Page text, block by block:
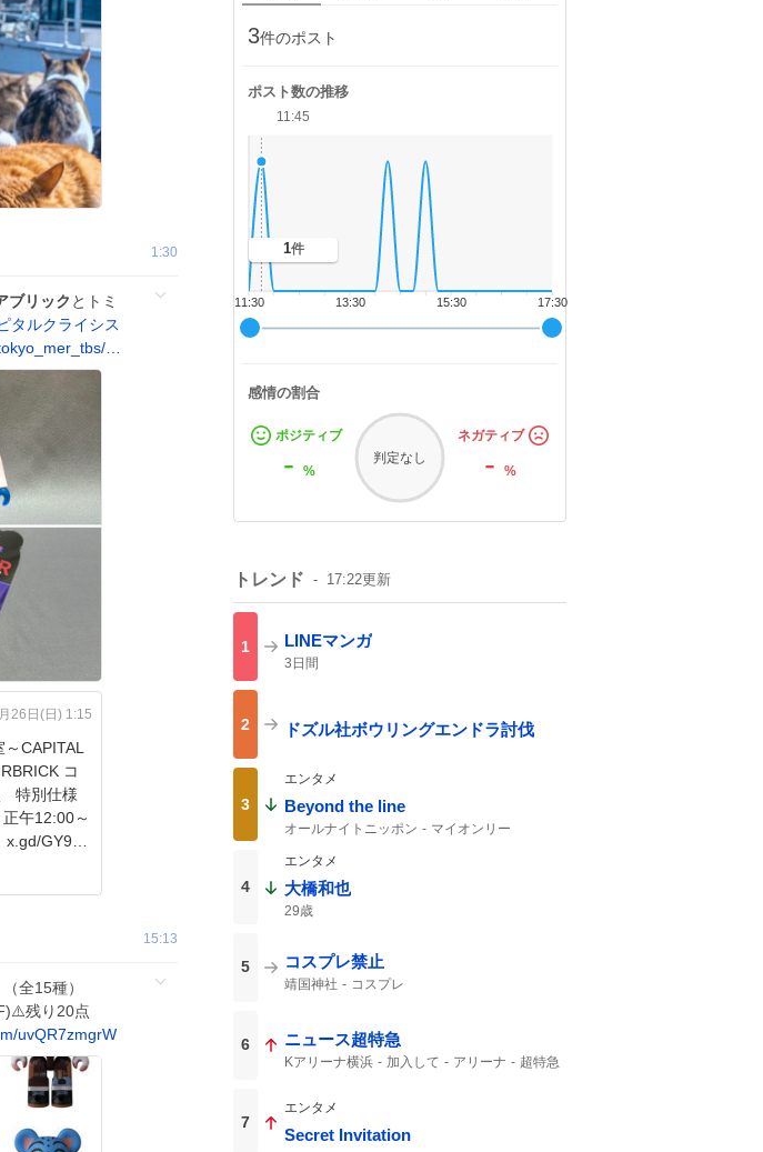
1:30
ブリック とトミ
タルクライシス
…
26日(日) 1:15
CAPITAL
コ
GY9q7
15:13
全15種）
残り20点
uvQR7zmgrW
3件のポスト
ポスト数の推移
17:30
15:30
13:30
11:30
11:45
1件
感情の割合
ポジティブ
- %
判定なし
ネガティブ
-%
トレンド 17:22更新
1 LINEマンガ
3日間
2 ドズル社ボウリングエンドラ討伐
3
エンタメ
Beyond the line
オールナイトニッポン
マイオンリー
4
エンタメ
大橋和也
29歳
5 コスプレ禁止
靖国神社 コスプレ
6 ニュース超特急
Kアリーナ横浜 加入して アリーナ
超特急
7
エンタメ
Secret Invitation